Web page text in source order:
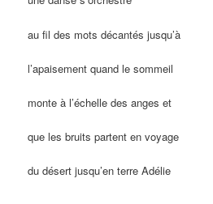
au fil des mots décantés jusqu’à
l’apaisement quand le sommeil
monte à l’échelle des anges et
que les bruits partent en voyage
du désert jusqu’en terre Adélie